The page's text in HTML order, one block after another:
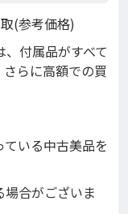
(参考価格)
付属品がすべて
らに高額での買
いる中古美品を
場合がございま